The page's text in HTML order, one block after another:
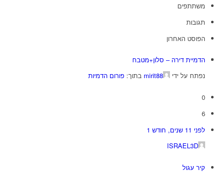
משתתפים
תגובות
הפוסט האחרון
הדמיית דירה – סלון+מטבח
נפתח על ידי
mirit88 בתוך: פורום הדמיות
0
6
לפני 11 שנים, חודש 1
ISRAEL3D
קיר עגול